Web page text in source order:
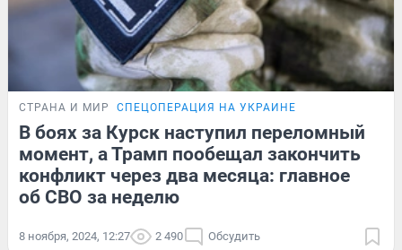
СТРАНА И МИР СПЕЦОПЕРАЦИЯ НА УКРАИНЕ
В боях за Курск наступил переломный
момент, а Трамп пообещал закончить
конфликт через два месяца: главное
об СВО за неделю
8 ноября, 2024, 12:27 2 490 Обсудить